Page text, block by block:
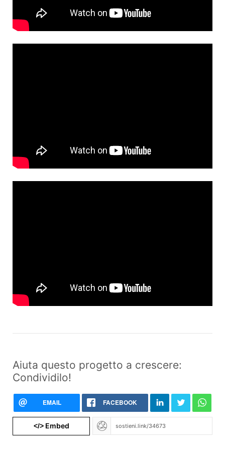
Aiuta questo progetto a crescere:
Condividilo!
EMAIL FACEBOOK
</>Embed